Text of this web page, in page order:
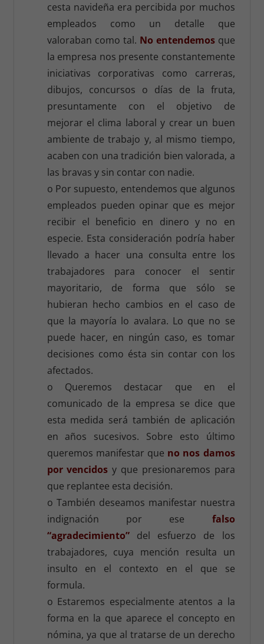
cesta navideña era percibida por muchos
empleados como un detalle que
valoraban como tal. No entendemosque
la empresa nos presente constantemente
iniciativas corporativas como carreras,
dibujos, concursos o días de la fruta,
presuntamente con el objetivo de
mejorar el clima laboral y crear un buen
ambiente de trabajo y, al mismo tiempo,
acaben con una tradición bien valorada, a
las bravas y sin contar con nadie.
o Por supuesto, entendemos que algunos
empleados pueden opinar que es mejor
recibir el beneficio en dinero y no en
especie. Esta consideración podría haber
llevado a hacer una consulta entre los
trabajadores para conocer el sentir
mayoritario, de forma que sólo se
hubieran hecho cambios en el caso de
que la mayoría lo avalara. Lo que no se
puede hacer, en ningún caso, es tomar
decisiones como ésta sin contar con los
afectados.
o Queremos destacar que en el
comunicado de la empresa se dice que
esta medida será también de aplicación
en años sucesivos. Sobre esto último
queremos manifestar que no nos damos
por vencidos y que presionaremos para
que replantee esta decisión.
o También deseamos manifestar nuestra
indignación por ese falso
“agradecimiento”
del esfuerzo de los
trabajadores, cuya mención resulta un
insulto en el contexto en el que se
formula.
o Estaremos especialmente atentos a la
forma en la que aparece el concepto en
nómina, ya que al tratarse de un derecho